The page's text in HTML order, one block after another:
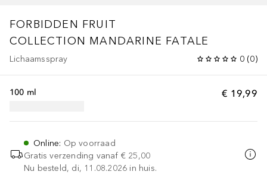
FORBIDDEN FRUIT
COLLECTION MANDARINE FATALE
Lichaamsspray 0 (0)
€ 19,99
100 ml
Online: Op voorraad
Gratis verzending vanaf € 25,00
Nu besteld, di, 11.08.2026 in huis.